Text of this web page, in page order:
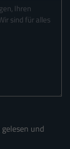
gelesen und